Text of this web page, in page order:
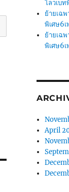
โลวเบท
ย้ายเฉ
พิเศษ6
ย้ายเฉ
พิเศษ6
April